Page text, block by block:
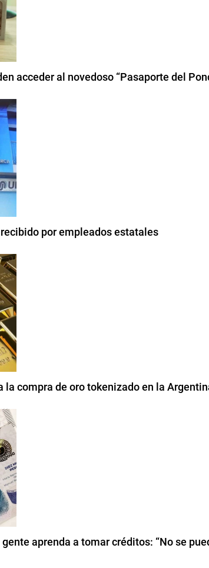
acceder al novedoso “Pasaporte del
por empleados estatales
compra de oro tokenizado en la
aprenda a tomar créditos: “No se